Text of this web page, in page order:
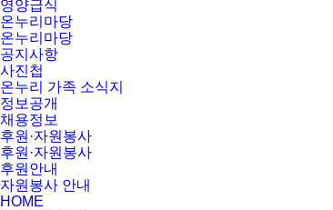
영양급식
온누리마당
온누리마당
공지사항
사진첩
온누리 가족 소식지
정보공개
채용정보
후원·자원봉사
후원·자원봉사
후원안내
자원봉사 안내
HOME